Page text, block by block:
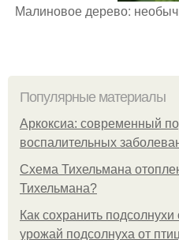
Малиновое дерево:
Популярные материалы
Аркоксиа: современный
воспалительных
Схема Тихельмана
Тихельмана?
Как сохранить подсолнухи
урожай подсолнуха от птиц